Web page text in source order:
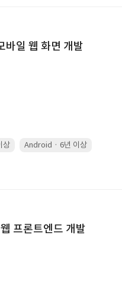
일 웹 화면 개발
상 Android · 6년 이상
프론트엔드 개발